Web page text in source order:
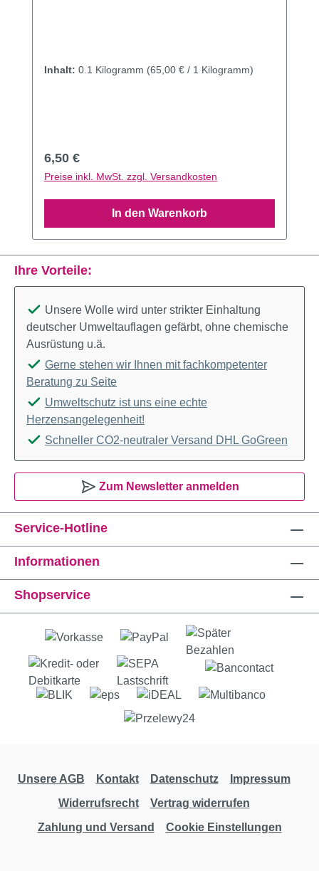
Inhalt: 0.1 Kilogramm (65,00 € / 1 Kilogramm)
Regulärer Preis:
6,50 €
Preise inkl. MwSt. zzgl. Versandkosten
In den Warenkorb
Service-Hotline
Informationen
Shopservice
Ihre Vorteile:
Unsere Wolle wird unter strikter Einhaltung
deutscher Umweltauflagen gefärbt, ohne chemische
Ausrüstung u.ä.
Gerne stehen wir Ihnen mit fachkompetenter
Beratung zu Seite
Umweltschutz ist uns eine echte
Herzensangelegenheit!
Schneller CO2-neutraler Versand DHL GoGreen
Zum Newsletter anmelden
Unsere AGB Kontakt Datenschutz
Impressum
Widerrufsrecht
Vertrag widerrufen
Zahlung und Versand
Cookie Einstellungen